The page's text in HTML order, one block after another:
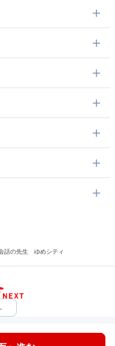
話の先生 ゆめシティ
せ